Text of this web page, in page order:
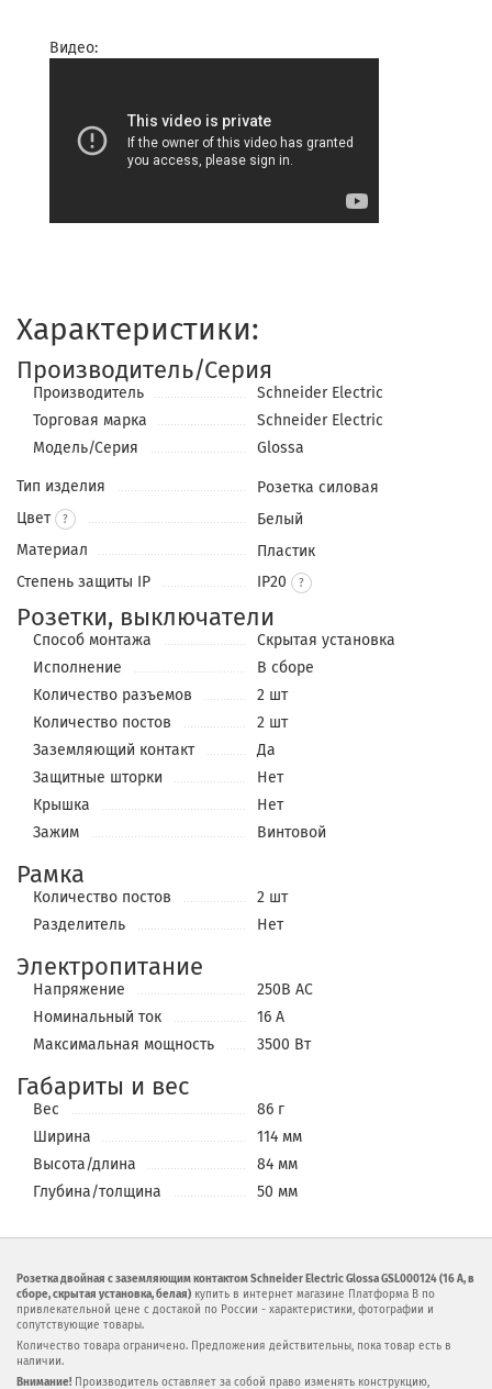
Видео:
Характеристики:
Производитель/Серия
Производитель
Schneider Electric
Торговая марка
Schneider Electric
Модель/Серия
Glossa
Тип изделия
Розетка силовая
Цвет
?
Белый
Материал
Пластик
Степень защиты IP
IP20
Розетки, выключатели
Способ монтажа
Скрытая установка
Исполнение
В сборе
Количество разъемов
2 шт
Количество постов
2 шт
Заземляющий контакт
Да
Защитные шторки
Нет
Крышка
Нет
Зажим
Винтовой
Рамка
Количество постов
2 шт
Разделитель
Нет
Электропитание
Напряжение
250В АС
Номинальный ток
16 А
Максимальная мощность
3500 Вт
Габариты и вес
Вес
86 г
Ширина
114 мм
Высота/длина
84 мм
Глубина/толщина
50 мм
Розетка двойная с заземляющим контактом Schneider Electric Glossa GSL000124 (16 А, в
сборе, скрытая установка, белая) купить в интернет магазине Платформа В по
привлекательной цене с достакой по России - характеристики, фотографии и
сопутствующие товары.
Количество товара ограничено. Предложения действительны, пока товар есть в
наличии.
Внимание! Производитель оставляет за собой право изменять конструкцию,